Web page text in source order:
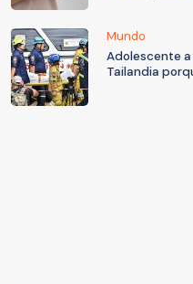
Mundo
Adolescente
Tailandia